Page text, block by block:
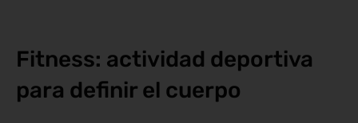
Fitness: actividad deportiva
para definir el cuerpo